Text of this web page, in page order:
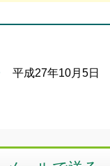
平成27年10月5日